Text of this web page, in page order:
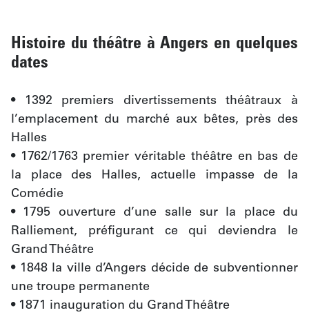
Histoire du théâtre à Angers en quelques
dates
• 1392 premiers divertissements théâtraux à
l’emplacement du marché aux bêtes, près des
Halles
• 1762/1763 premier véritable théâtre en bas de
la place des Halles, actuelle impasse de la
Comédie
• 1795 ouverture d’une salle sur la place du
Ralliement, préfigurant ce qui deviendra le
Grand Théâtre
• 1848 la ville d’Angers décide de subventionner
une troupe permanente
• 1871 inauguration du Grand Théâtre